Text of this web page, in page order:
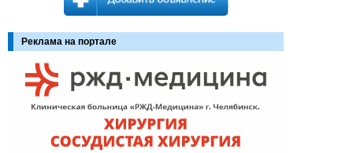
Реклама на портале